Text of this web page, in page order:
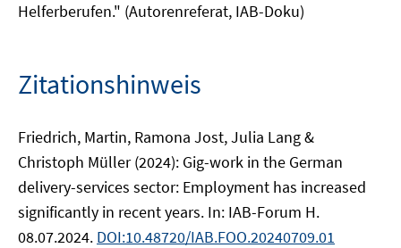
Helferberufen." (Autorenreferat, IAB-Doku)
Zitationshinweis
Friedrich, Martin, Ramona Jost, Julia Lang &
Christoph Müller (2024): Gig-work in the German
delivery-services sector: Employment has increased
significantly in recent years. In: IAB-Forum H.
08.07.2024. DOI:10.48720/IAB.FOO.20240709.01